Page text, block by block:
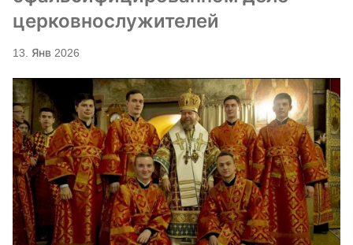
церковнослужителей
13. Янв 2026